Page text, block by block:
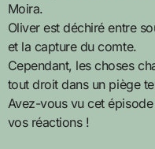
Moira.
Oliver est déchiré entre
et la capture du comte.
Cependant, les choses
tout droit dans un piège
Avez-vous vu cet
vos réactions !